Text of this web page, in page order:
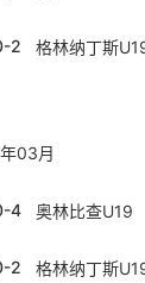
2 格林纳丁斯
03月
4 奥林比查U19
2 格林纳丁斯